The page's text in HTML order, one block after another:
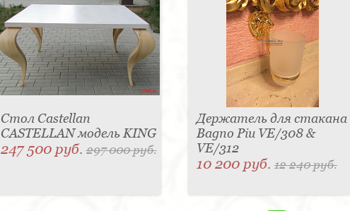
Стол Castellan
CASTELLAN модель KING
247 500 руб.297 000 руб.
Держатель для стакана
Bagno Piu VE/308 &
VE/312
10 200 руб. 12 240 руб.